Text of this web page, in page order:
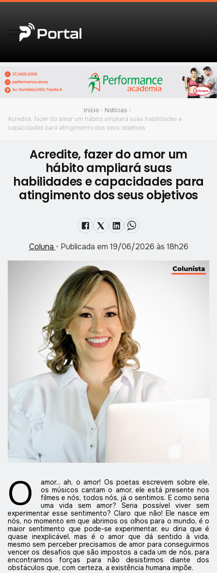
Início
Notícias
Acredite, fazer do amor um hábito ampliará suas habilidades e
capacidades para atingimento dos seus objetivos
Acredite, fazer do amor um
hábito ampliará suas
habilidades e capacidades para
atingimento dos seus objetivos
Coluna • Publicada em 19/06/2026 às 18h26
O
amor... ah, o amor! Os poetas escrevem sobre ele,
os músicos cantam o amor, ele está presente nos
filmes e nós, todos nós, já o sentimos. E como seria
uma vida sem amor? Seria possível viver sem
experimentar esse sentimento? Claro que não! Ele nasce em
nós, no momento em que abrimos os olhos para o mundo, é o
maior sentimento que pode-se experimentar, eu diria que é
quase inexplicável, mas é o amor que dá sentido à vida,
mesmo sem perceber precisamos de amor para conseguirmos
vencer os desafios que são impostos a cada um de nós, para
encontrarmos forças para não desistirmos diante dos
obstáculos que, com certeza, a existência humana impõe.